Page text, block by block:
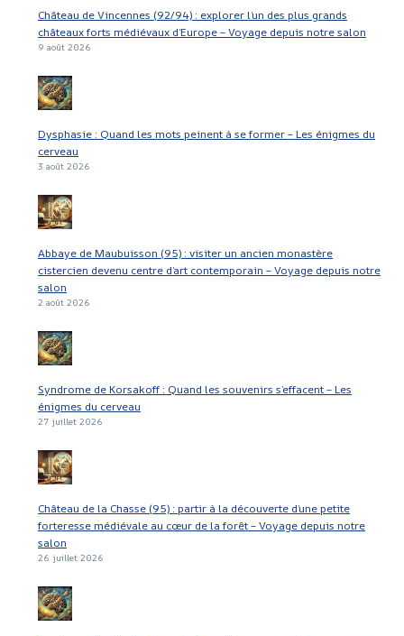
Château de Vincennes (92/94) : explorer l’un des plus grands
châteaux forts médiévaux d’Europe – Voyage depuis notre salon
9 août 2026
Dysphasie : Quand les mots peinent à se former – Les énigmes du
cerveau
3 août 2026
Abbaye de Maubuisson (95) : visiter un ancien monastère
cistercien devenu centre d’art contemporain – Voyage depuis notre
salon
2 août 2026
Syndrome de Korsakoff : Quand les souvenirs s’effacent – Les
énigmes du cerveau
27 juillet 2026
Château de la Chasse (95) : partir à la découverte d’une petite
forteresse médiévale au cœur de la forêt – Voyage depuis notre
salon
26 juillet 2026